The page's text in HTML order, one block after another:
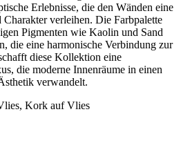
Erlebnisse, die den Wänden eine
verleihen. Die Farbpalette
Pigmenten wie Kaolin und Sand
die eine harmonische Verbindung zur
diese Kollektion eine
die moderne Innenräume in einen
verwandelt.
Kork auf Vlies